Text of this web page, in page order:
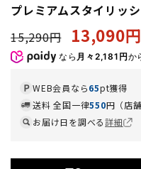
プレミアムスタイリッ
15,290円
13,090円
なら 月々2,181円か
WEB会員なら65pt獲得
送料 全国一律550円（店
お届け日を調べる詳細